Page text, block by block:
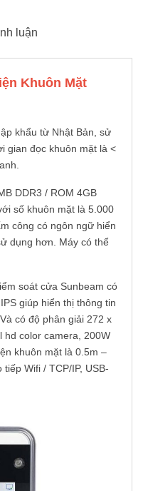
luận
Khuôn Mặt
khẩu từ Nhật Bản, sử
gian đọc khuôn mặt là <
DDR3 / ROM 4GB
số khuôn mặt là 5.000
công có ngôn ngữ hiển
dụng hơn. Máy có thể
soát cửa Sunbeam có
giúp hiển thị thông tin
có độ phân giải 272 x
hd color camera, 200W
khuôn mặt là 0.5m –
Wifi / TCP/IP, USB-